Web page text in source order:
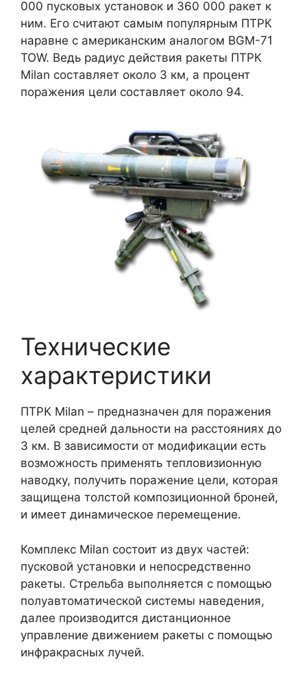
000 пусковых установок и 360 000 ракет к
ним. Его считают самым популярным ПТРК
наравне с американским аналогом BGM-71
TOW. Ведь радиус действия ракеты ПТРК
Milan составляет около 3 км, а процент
поражения цели составляет около 94.
Технические
характеристики
ПТРК Milan – предназначен для поражения
целей средней дальности на расстояниях до
3 км. В зависимости от модификации есть
возможность применять тепловизионную
наводку, получить поражение цели, которая
защищена толстой композиционной броней,
и имеет динамическое перемещение.
Комплекс Milan состоит из двух частей:
пусковой установки и непосредственно
ракеты. Стрельба выполняется с помощью
полуавтоматической системы наведения,
далее производится дистанционное
управление движением ракеты с помощью
инфракрасных лучей.